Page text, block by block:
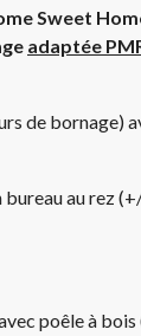
Sweet
adaptée
de bornage)
au rez
poêle à bois